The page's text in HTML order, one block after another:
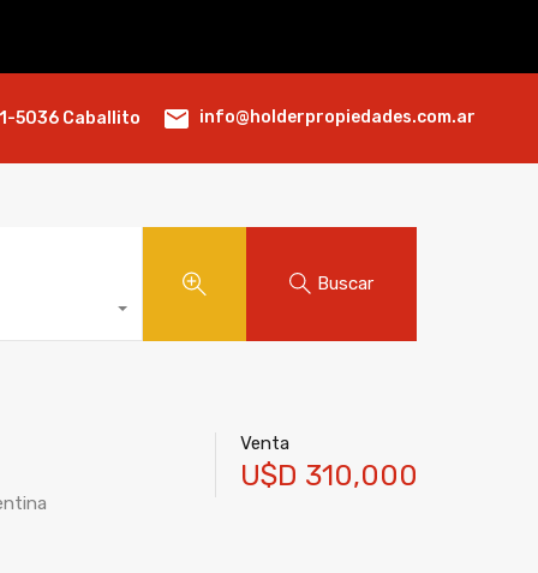
5036 Caballito info@holderpropiedades.com.ar
Buscar
Venta
U$D 310,000